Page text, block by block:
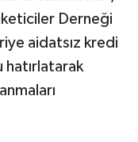
Derneği
aidatsız kredi
hatırlatarak